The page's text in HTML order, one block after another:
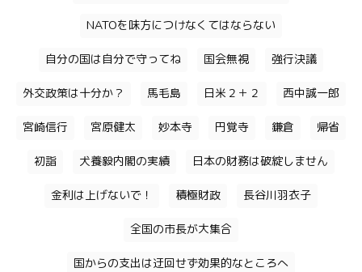
NATOを味方につけなくてはならない
自分の国は自分で守ってね 国会無視 強行決議
外交政策は十分か？ 馬毛島 日米２＋２ 西中誠一郎
宮崎信行 宮原健太 妙本寺 円覚寺 鎌倉 帰省
初詣 犬養毅内閣の実績 日本の財務は破綻しません
金利は上げないで！ 積極財政 長谷川羽衣子
全国の市長が大集合
国からの支出は迂回せず効果的なところへ